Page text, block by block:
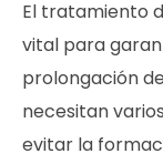
El tratamiento
vital para
prolongación
necesitan
evitar la